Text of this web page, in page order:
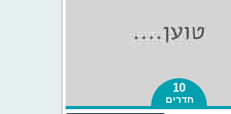
10
חדרים